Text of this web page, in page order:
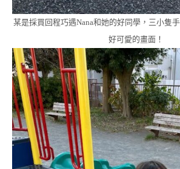
某是採買回程巧遇Nana和她的好同學，三小隻
好可愛的畫面！